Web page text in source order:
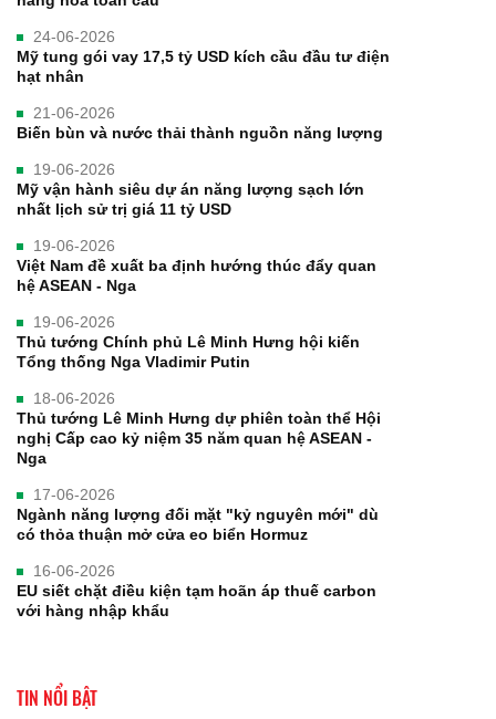
24-06-2026
Mỹ tung gói vay 17,5 tỷ USD kích cầu đầu tư điện
hạt nhân
21-06-2026
Biến bùn và nước thải thành nguồn năng lượng
19-06-2026
Mỹ vận hành siêu dự án năng lượng sạch lớn
nhất lịch sử trị giá 11 tỷ USD
19-06-2026
Việt Nam đề xuất ba định hướng thúc đẩy quan
hệ ASEAN - Nga
19-06-2026
Thủ tướng Chính phủ Lê Minh Hưng hội kiến
Tổng thống Nga Vladimir Putin
18-06-2026
Thủ tướng Lê Minh Hưng dự phiên toàn thể Hội
nghị Cấp cao kỷ niệm 35 năm quan hệ ASEAN -
Nga
17-06-2026
Ngành năng lượng đối mặt "kỷ nguyên mới" dù
có thỏa thuận mở cửa eo biển Hormuz
16-06-2026
EU siết chặt điều kiện tạm hoãn áp thuế carbon
với hàng nhập khẩu
TIN NỔI BẬT